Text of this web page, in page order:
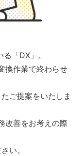
「DX」。
換作業で終わらせ
ご提案をいたしま
改善をお考えの際
い。